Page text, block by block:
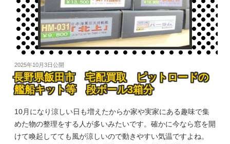
2025年10月3日公開
長野県飯田市 宅配買取 ピットロードの
艦船キット等 段ボール3箱分
10月になり涼しい日も増えたからか家や実家にある趣味で集
めた物の整理をする人が多いみたいです。確かに今なら窓を開
けて喚起してても風が涼しいので動きやすい気温ですよね。